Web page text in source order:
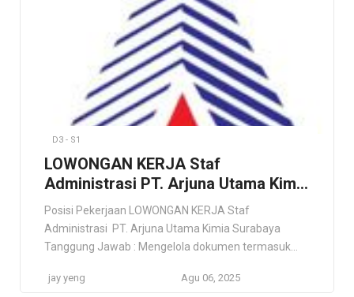
D3 - S1
LOWONGAN KERJA Staf
Administrasi PT. Arjuna Utama Kimia
Surabaya
Posisi Pekerjaan LOWONGAN KERJA Staf
Administrasi PT. Arjuna Utama Kimia Surabaya
Tanggung Jawab : Mengelola dokumen termasuk
Melaksanakan tugas-tugas administrasi umum
jay yeng Agu 06, 2025